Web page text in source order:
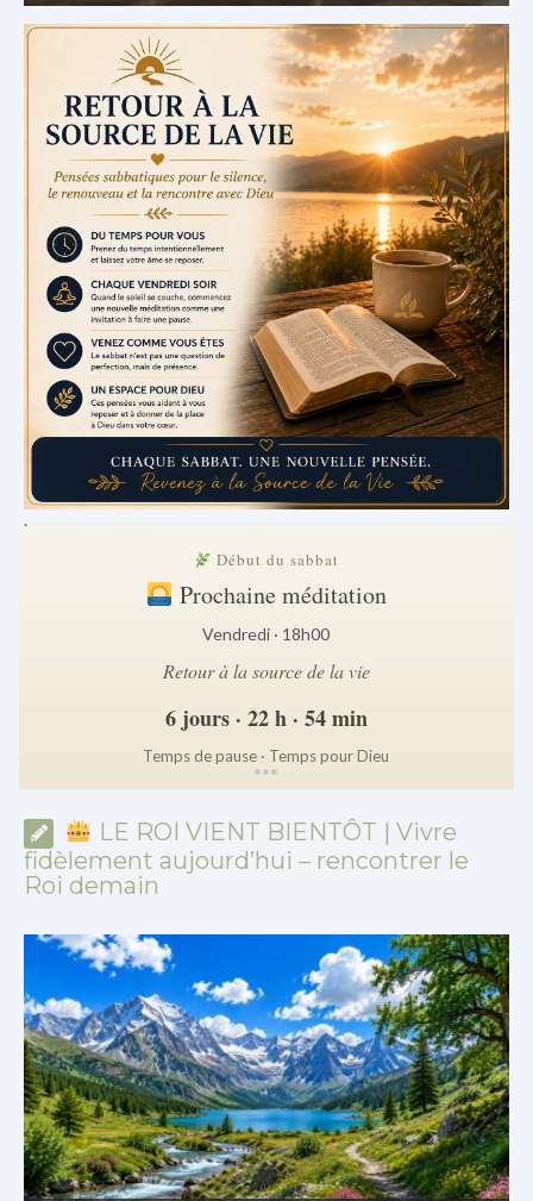
.
Début du sabbat
Prochaine méditation
Vendredi · 18h00
Retour à la source de la vie
6 jours · 22 h · 54 min
Temps de pause · Temps pour Dieu
***
LE ROI VIENT BIENTÔT | Vivre
fidèlement aujourd’hui – rencontrer le
Roi demain